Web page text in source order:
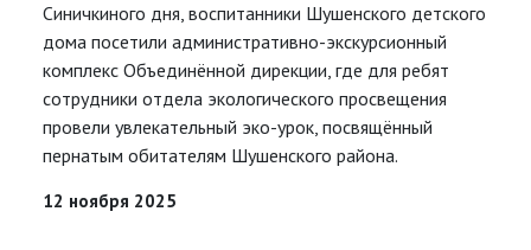
Синичкиного дня, воспитанники Шушенского детского
дома посетили административно-экскурсионный
комплекс Объединённой дирекции, где для ребят
сотрудники отдела экологического просвещения
провели увлекательный эко-урок, посвящённый
пернатым обитателям Шушенского района.
12 ноября 2025